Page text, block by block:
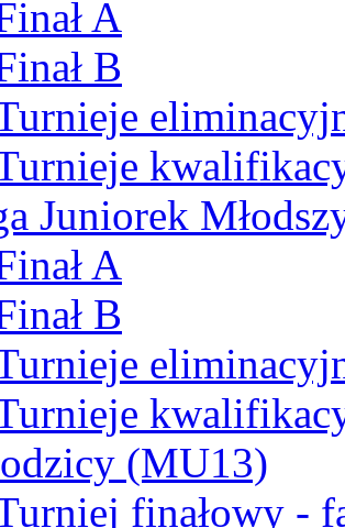
A
B
Juniorek
A
B
(MU13)
finałowy -